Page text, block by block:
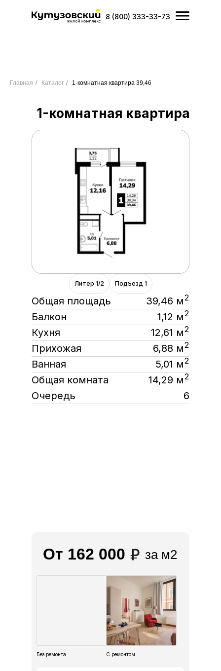
8 (800) 333-33-73
Главная / Каталог / 1-комнатная квартира 39,46
Литер 1/2 Подъезд 1
Общая площадь 39,46 м2
Балкон 1,12 м2
Кухня 12,61 м2
Прихожая 6,88 м2
Ванная 5,01 м2
Общая комната 14,29 м2
Очередь 6
1-комнатная квартира
Без ремонта С ремонтом
От 162 000 за м2